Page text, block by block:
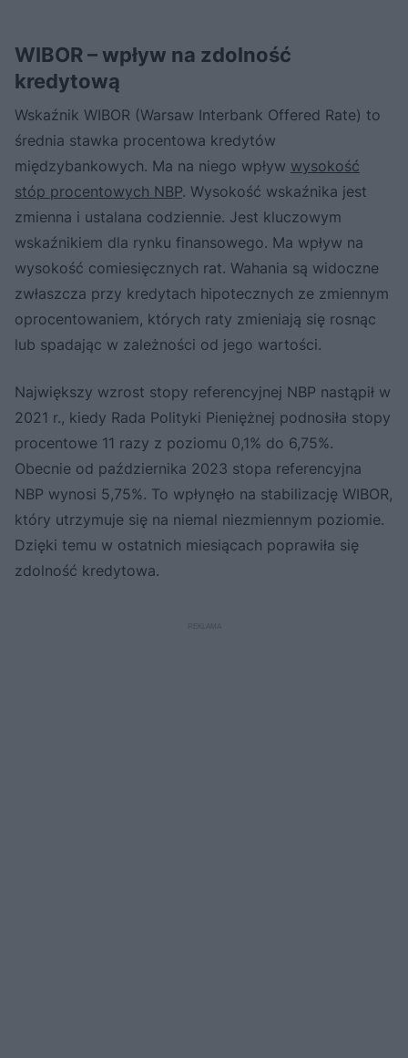
WIBOR – wpływ na zdolność
kredytową
Wskaźnik WIBOR (Warsaw Interbank Offered Rate) to
średnia stawka procentowa kredytów
międzybankowych. Ma na niego wpływ wysokość
stóp procentowych NBP. Wysokość wskaźnika jest
zmienna i ustalana codziennie. Jest kluczowym
wskaźnikiem dla rynku finansowego. Ma wpływ na
wysokość comiesięcznych rat. Wahania są widoczne
zwłaszcza przy kredytach hipotecznych ze zmiennym
oprocentowaniem, których raty zmieniają się rosnąc
lub spadając w zależności od jego wartości.
Największy wzrost stopy referencyjnej NBP nastąpił w
2021 r., kiedy Rada Polityki Pieniężnej podnosiła stopy
procentowe 11 razy z poziomu 0,1% do 6,75%.
Obecnie od października 2023 stopa referencyjna
NBP wynosi 5,75%. To wpłynęło na stabilizację WIBOR,
który utrzymuje się na niemal niezmiennym poziomie.
Dzięki temu w ostatnich miesiącach poprawiła się
zdolność kredytowa.